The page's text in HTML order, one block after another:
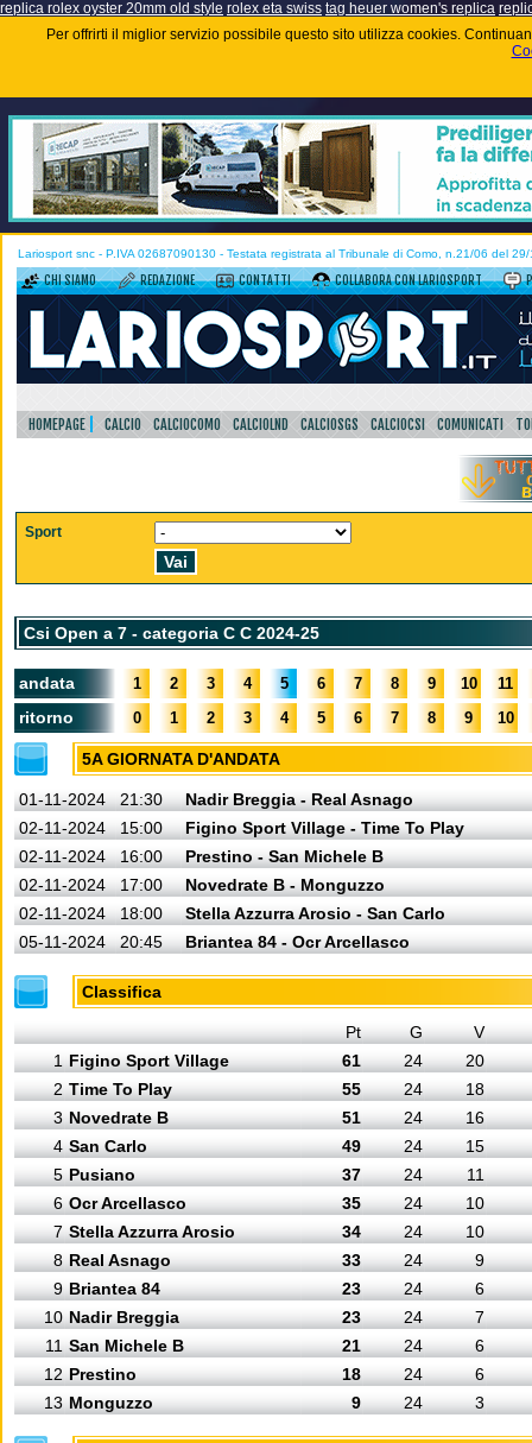
replica rolex oyster 20mm old style rolex eta swiss tag heuer women's replica
Per offrirti il miglior servizio possibile questo sito utilizza cookies.
Lariosport snc - P.IVA 02687090130 - Testata registrata al Tribunale di Como, n.21/06 del
CHI SIAMO REDAZIONE CONTATTI COLLABORA CON LARIOSPORT
HOMEPAGE CALCIO CALCIOCOMO CALCIOLND CALCIOSGS CALCIOCSI COMUNICATI
Sport
Csi Open a 7 - categoria C C 2024-25
andata 1 2 3 4 5 6 7 8 9 10 11
ritorno 0 1 2 3 4 5 6 7 8 9 10
5A GIORNATA D'ANDATA
01-11-2024 21:30
Nadir Breggia - Real Asnago
02-11-2024
15:00
Figino Sport Village - Time To Play
02-11-2024
16:00
Prestino - San Michele B
02-11-2024
17:00
Novedrate B - Monguzzo
02-11-2024
18:00
Stella Azzurra Arosio - San Carlo
05-11-2024
20:45 Briantea 84 - Ocr Arcellasco
Classifica
Pt G
V
1 Figino Sport Village 61 24
20
2 Time To Play 55 24
18
3 Novedrate B 51 24
16
4 San Carlo 49 24
15
5 Pusiano 37 24
11
6 Ocr Arcellasco 35 24
10
7 Stella Azzurra Arosio 34 24
10
8 Real Asnago 33 24
9
9 Briantea 84 23 24
6
10 Nadir Breggia 23 24
7
11 San Michele B 21 24
6
12 Prestino 18 24
6
13 Monguzzo 9 24 3